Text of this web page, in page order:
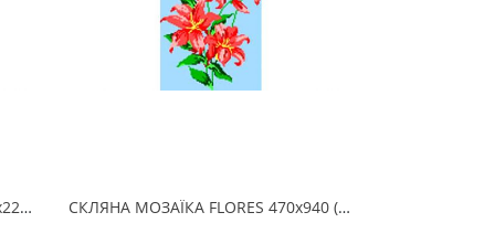
СКЛЯНА МОЗАЇКА CABALLO 150х225 (2.5 x 2.5 см) на папері СКЛЯНА МОЗАЇКА FLORES 470х940 (2.5 x 2.5 см) на папері